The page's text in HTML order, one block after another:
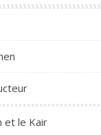
et le Kair